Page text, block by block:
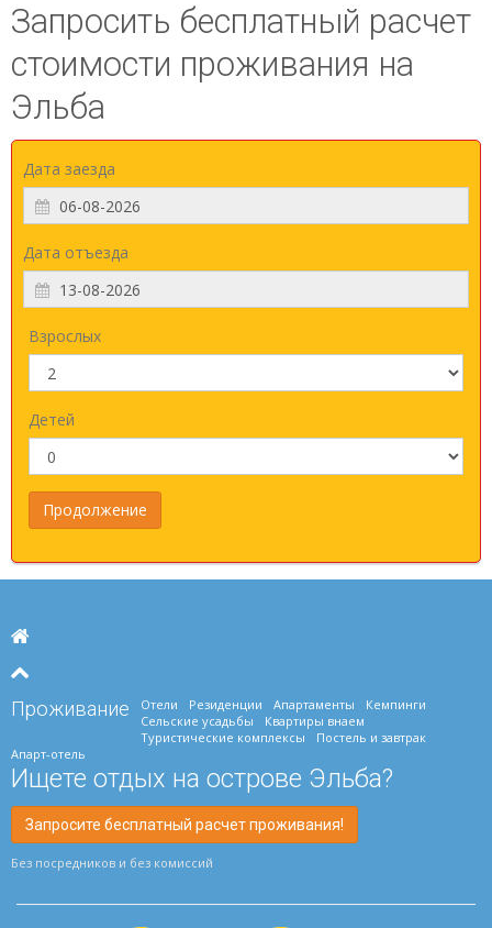
Запросить бесплатный расчет
стоимости проживания на
Эльба
Дата заезда
Дата отъезда
Взрослых
Детей
Проживание Отели Резиденции Апартаменты
Кемпинги
Сельские усадьбы
Квартиры внаем
Туристические комплексы
Постель и завтрак
Апарт-отель
Ищете отдых на острове Эльба?
Запросите бесплатный расчет проживания!
Без посредников и без комиссий